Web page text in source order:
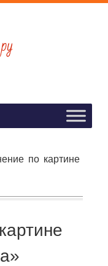
по картине